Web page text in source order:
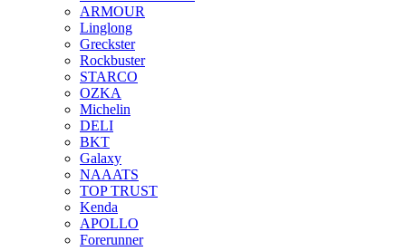
ARMOUR
Linglong
Greckster
Rockbuster
STARCO
OZKA
Michelin
DELI
BKT
Galaxy
NAAATS
TOP TRUST
Kenda
APOLLO
Forerunner